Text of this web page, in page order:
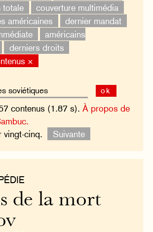
totale
couverture multimédia
américaines
dernier mandat
américains
derniers droits
×
ok
contenus (1.87 s).À propos de
vingt-cinq.
Suivante
de la mort